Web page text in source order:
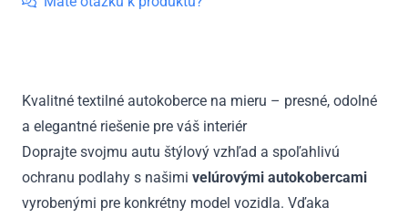
2014
-
2021
Kvalitné textilné autokoberce na mieru – presné, odolné
a elegantné riešenie pre váš interiér
Doprajte svojmu autu štýlový vzhľad a spoľahlivú
ochranu podlahy s našimi velúrovými autokobercami
vyrobenými pre konkrétny model vozidla. Vďaka